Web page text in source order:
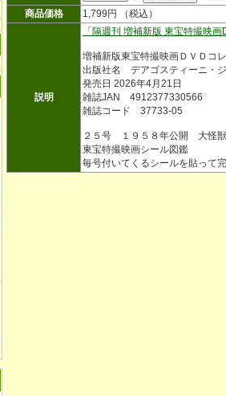
商品価格
1,799円 （税込）
説明
「隔週刊 増補新版 東宝特撮映
増補新版東宝特撮映画ＤＶＤコ
出版社名 デアゴスティーニ・
発売日 2026年4月21日
雑誌JAN 4912377330566
雑誌コード 37733-05
２５号 １９５８年公開 大怪
東宝特撮映画シール図鑑
毎号付いてくるシールを貼って